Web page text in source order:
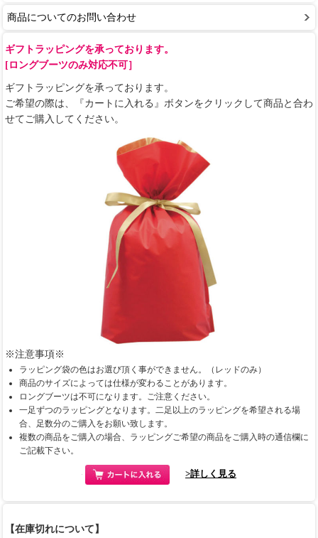
商品についてのお問い合わせ
ギフトラッピングを承っております。
[ロングブーツのみ対応不可］
ギフトラッピングを承っております。
ご希望の際は、『カートに入れる』ボタンをクリックして商品と合わ
せてご購入してください。
※注意事項※
ラッピング袋の色はお選び頂く事ができません。（レッドのみ）
商品のサイズによっては仕様が変わることがあります。
ロングブーツは不可になります。ご注意ください。
一足ずつのラッピングとなります。二足以上のラッピングを希望される場
合、足数分のご購入をお願い致します。
複数の商品をご購入の場合、ラッピングご希望の商品をご購入時の通信欄に
ご記載下さい。
>詳しく見る
【在庫切れについて】